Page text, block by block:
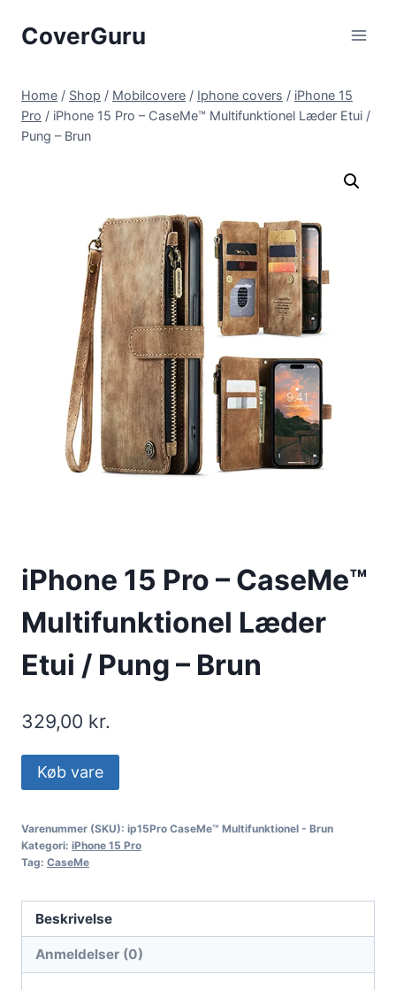
CoverGuru
Home / Shop / Mobilcovere / Iphone covers / iPhone 15
Pro / iPhone 15 Pro – CaseMe™ Multifunktionel Læder Etui /
Pung – Brun
iPhone 15 Pro – CaseMe™
Multifunktionel Læder
Etui / Pung – Brun
329,00 kr.
Køb vare
Varenummer (SKU): ip15Pro CaseMe™ Multifunktionel - Brun
Kategori: iPhone 15 Pro
Tag: CaseMe
Beskrivelse
Anmeldelser (0)